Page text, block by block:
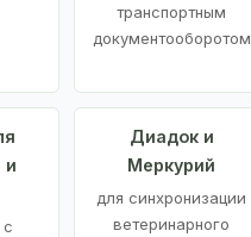
транспортным
документооборотом
и
Диадок и
Меркурий
для синхронизации
ветеринарного